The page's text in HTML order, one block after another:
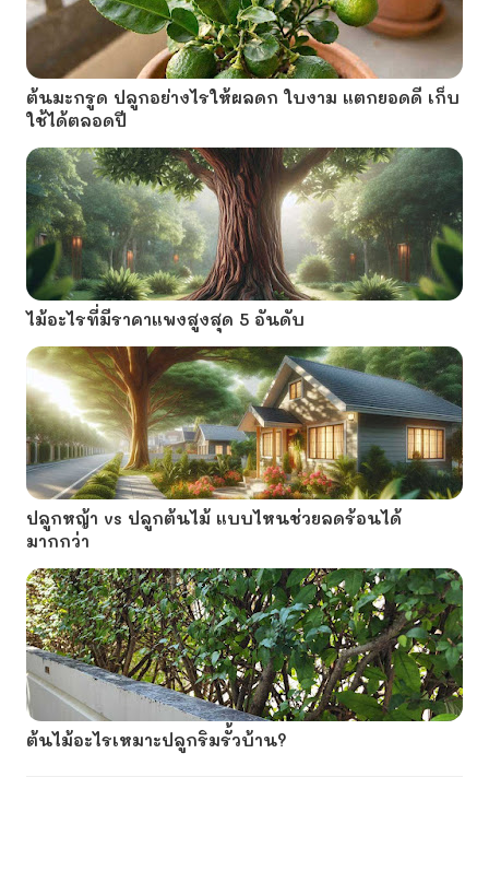
ต้นมะกรูด ปลูกอย่างไรให้ผลดก ใบงาม แตกยอดดี เก็บ
ใช้ได้ตลอดปี
ไม้อะไรที่มีราคาแพงสูงสุด 5 อันดับ
ปลูกหญ้า vs ปลูกต้นไม้ แบบไหนช่วยลดร้อนได้
มากกว่า
ต้นไม้อะไรเหมาะปลูกริมรั้วบ้าน?